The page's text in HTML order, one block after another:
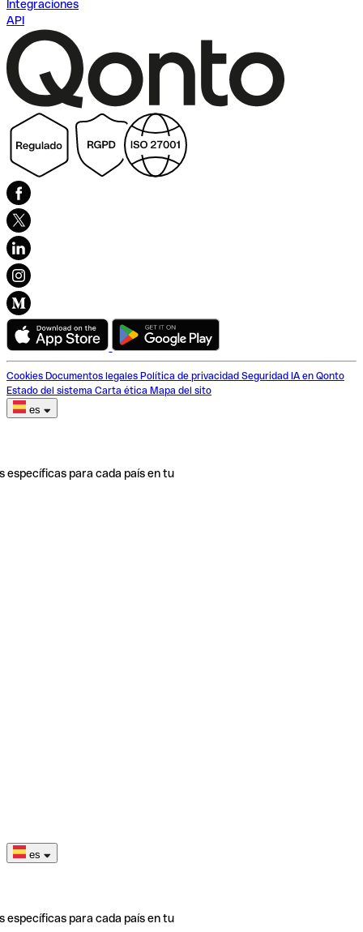
Integraciones
API
Cookies Documentos legales Política de privacidad Seguridad IA en Qonto
Estado del sistema Carta ética Mapa del sito
es
específicas para cada país en tu
es
específicas para cada país en tu